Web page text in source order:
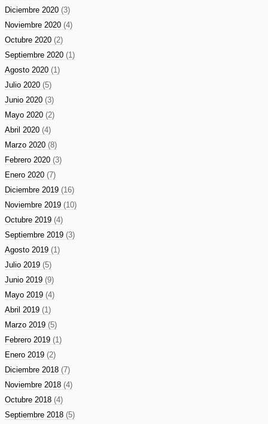
Diciembre 2020 (3)
Noviembre 2020 (4)
Octubre 2020 (2)
Septiembre 2020 (1)
Agosto 2020 (1)
Julio 2020 (5)
Junio 2020 (3)
Mayo 2020 (2)
Abril 2020 (4)
Marzo 2020 (8)
Febrero 2020 (3)
Enero 2020 (7)
Diciembre 2019 (16)
Noviembre 2019 (10)
Octubre 2019 (4)
Septiembre 2019 (3)
Agosto 2019 (1)
Julio 2019 (5)
Junio 2019 (9)
Mayo 2019 (4)
Abril 2019 (1)
Marzo 2019 (5)
Febrero 2019 (1)
Enero 2019 (2)
Diciembre 2018 (7)
Noviembre 2018 (4)
Octubre 2018 (4)
Septiembre 2018 (5)